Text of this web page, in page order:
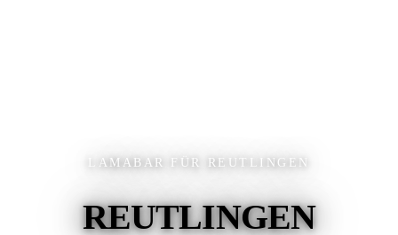
LAMABAR FÜR REUTLINGEN
REUTLINGEN